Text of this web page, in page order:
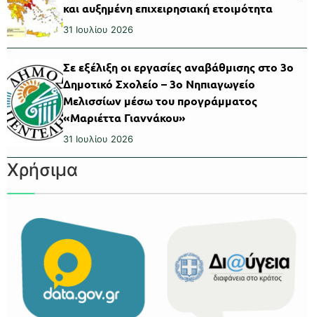
και αυξημένη επιχειρησιακή ετοιμότητα
31 Ιουλίου 2026
Σε εξέλιξη οι εργασίες αναβάθμισης στο 3ο
Δημοτικό Σχολείο – 3ο Νηπιαγωγείο
Μελισσίων μέσω του προγράμματος
«Μαριέττα Γιαννάκου»
31 Ιουλίου 2026
Χρήσιμα